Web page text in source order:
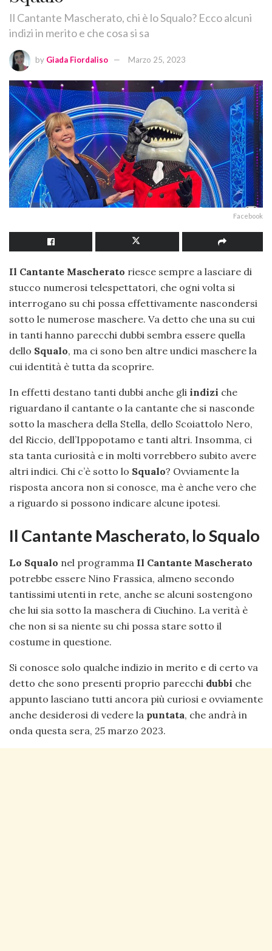
Il Cantante Mascherato, chi è lo Squalo? Ecco alcuni
indizi in merito e che cosa si sa
by Giada Fiordaliso Marzo 25, 2023
Facebook
Il Cantante Mascherato riesce sempre a lasciare di
stucco numerosi telespettatori, che ogni volta si
interrogano su chi possa effettivamente nascondersi
sotto le numerose maschere. Va detto che una su cui
in tanti hanno parecchi dubbi sembra essere quella
dello Squalo, ma ci sono ben altre undici maschere la
cui identità è tutta da scoprire.
In effetti destano tanti dubbi anche gli indizi che
riguardano il cantante o la cantante che si nasconde
sotto la maschera della Stella, dello Scoiattolo Nero,
del Riccio, dell’Ippopotamo e tanti altri. Insomma, ci
sta tanta curiosità e in molti vorrebbero subito avere
altri indici. Chi c’è sotto lo Squalo? Ovviamente la
risposta ancora non si conosce, ma è anche vero che
a riguardo si possono indicare alcune ipotesi.
Il Cantante Mascherato, lo Squalo
Lo Squalo nel programma Il Cantante Mascherato
potrebbe essere Nino Frassica, almeno secondo
tantissimi utenti in rete, anche se alcuni sostengono
che lui sia sotto la maschera di Ciuchino. La verità è
che non si sa niente su chi possa stare sotto il
costume in questione.
Si conosce solo qualche indizio in merito e di certo va
detto che sono presenti proprio parecchi dubbi che
appunto lasciano tutti ancora più curiosi e ovviamente
anche desiderosi di vedere la puntata, che andrà in
onda questa sera, 25 marzo 2023.